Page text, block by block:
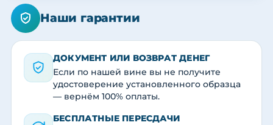
Наши гарантии
ДОКУМЕНТ ИЛИ ВОЗВРАТ ДЕНЕГ
Если по нашей вине вы не получите
удостоверение установленного образца
— вернём 100% оплаты.
БЕСПЛАТНЫЕ ПЕРЕСДАЧИ